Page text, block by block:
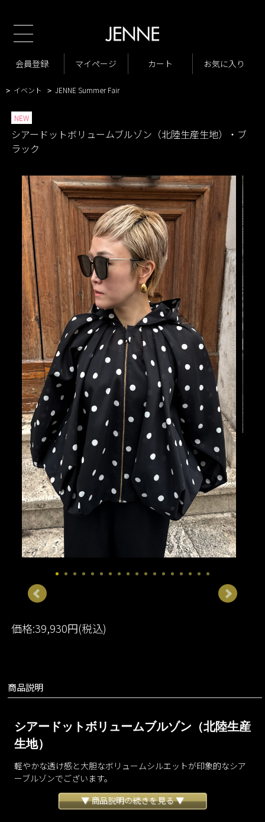
会員登録 マイページ カート お気に入り
TOP
商品一覧 > New Arrivals
VARIATION LIST3 シアードットボリュームブルゾン（北陸生産生地）
> イベント > JENNE Summer Fair
NEW
シアードットボリュームブルゾン（北陸生産生地）・ブ
ラック
価格:39,930円(税込)
商品説明
シアードットボリュームブルゾン（北陸生産
生地）
軽やかな透け感と大胆なボリュームシルエットが印象的なシア
ーブルゾンでございます。
北陸で丁寧に作られた上質なシアー素材を使用し、繊細さと存
在感を兼ね備えた一着に仕上げました。
▼ 商品説明の続きを見る ▼